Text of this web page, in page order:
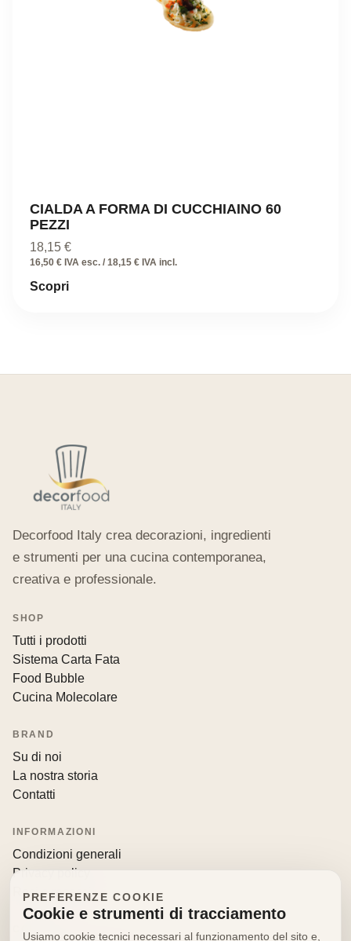
CIALDA A FORMA DI CUCCHIAINO 60
PEZZI
18,15 €
16,50 € IVA esc. / 18,15 € IVA incl.
Scopri
Decorfood Italy crea decorazioni, ingredienti
e strumenti per una cucina contemporanea,
creativa e professionale.
SHOP
Tutti i prodotti
Sistema Carta Fata
Food Bubble
Cucina Molecolare
BRAND
Su di noi
La nostra storia
Contatti
INFORMAZIONI
Condizioni generali
Privacy policy
Resi e recessi
PREFERENZE COOKIE
Cookie e strumenti di tracciamento
Usiamo cookie tecnici necessari al funzionamento del sito e,